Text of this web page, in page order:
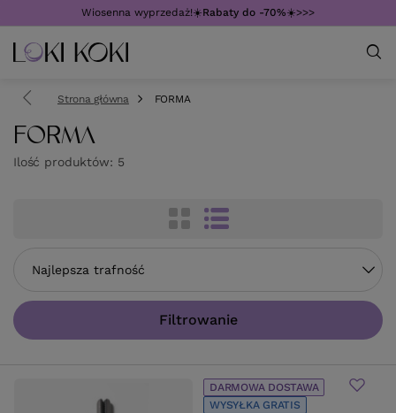
Wiosenna wyprzedaż!☀️Rabaty do -70%☀️>>>
Strona główna FORMA
FORMA
Ilość produktów: 5
Zmień sortowanie
Najlepsza trafność
Filtrowanie
DARMOWA DOSTAWA
WYSYŁKA GRATIS